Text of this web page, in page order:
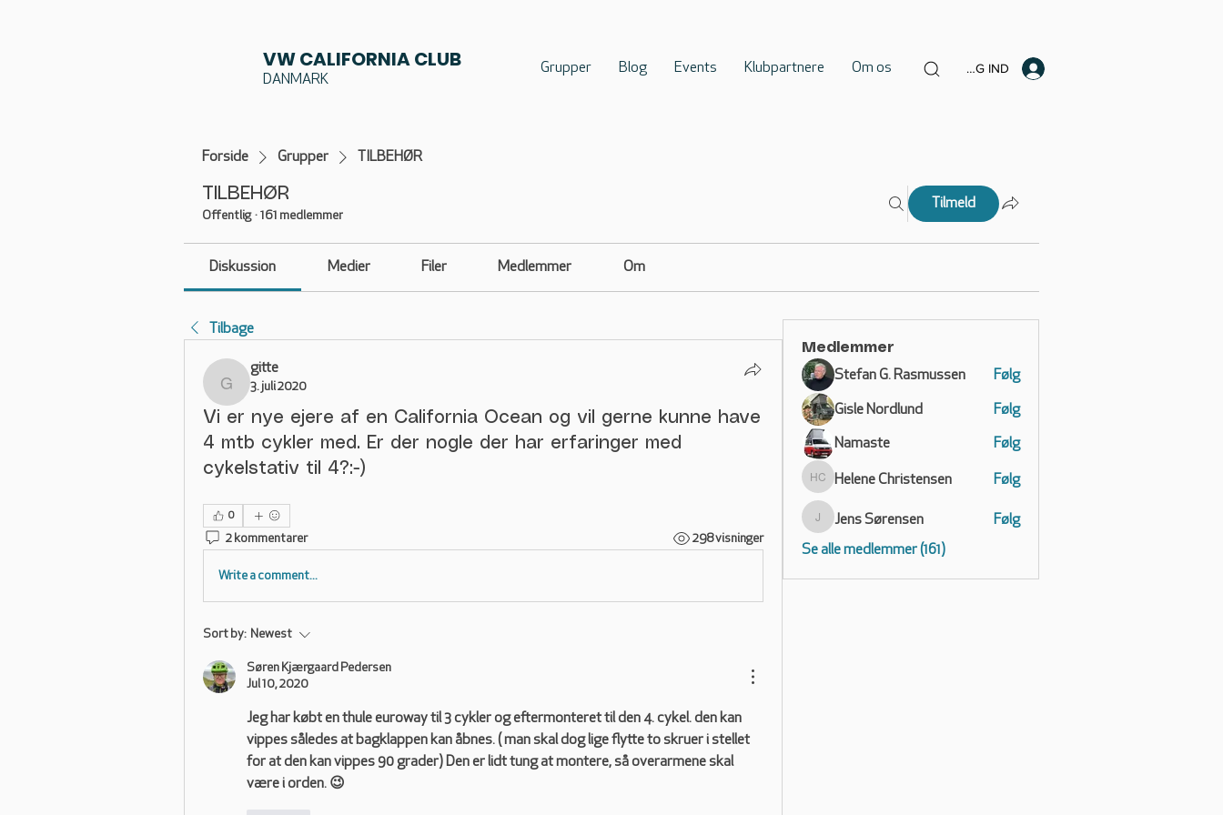
VW CALIFORNIA CLUB
DANMARK
Grupper Blog Events Klubpartnere Om os LOG IND
Forside Grupper TILBEHØR
TILBEHØR
Offentlig · 161 medlemmer
Tilmeld
Diskussion Medier Filer Medlemmer Om
Tilbage
gitte
gitte
3. juli 2020
Vi er nye ejere af en California Ocean og vil gerne kunne have
4 mtb cykler med. Er der nogle der har erfaringer med
cykelstativ til 4?:-)
0
2 kommentarer 298 visninger
Write a comment...
Sort by: Newest
Søren Kjærgaard Pedersen
Jul 10, 2020
Jeg har købt en thule euroway til 3 cykler og eftermonteret til den 4. cykel. den kan
vippes således at bagklappen kan åbnes. ( man skal dog lige flytte to skruer i stellet
for at den kan vippes 90 grader) Den er lidt tung at montere, så overarmene skal
være i orden. 😉
Medlemmer
Stefan G. Rasmussen Følg
Gisle Nordlund Følg
Namaste Følg
Helene Christensen
Helene Christensen Følg
Jens Sørensen
Jens Sørensen Følg
Se alle medlemmer (161)